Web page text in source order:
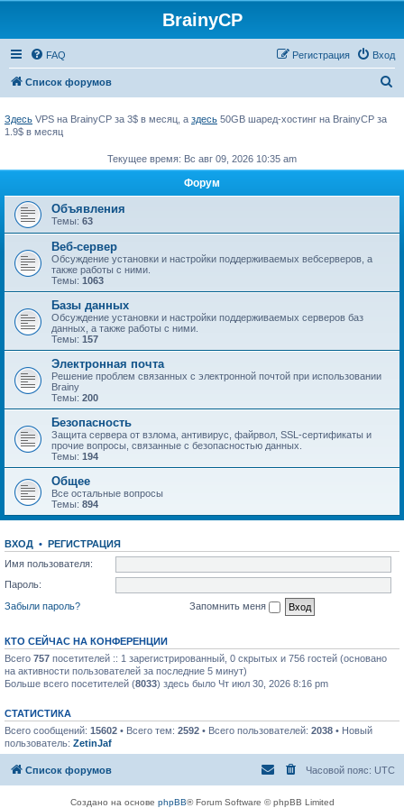
BrainyCP
FAQ Вход
Регистрация
Список форумов
к
Здесь VPS на BrainyCP за 3$ в месяц, а здесь 50GB шаред-хостинг на BrainyCP за
1.9$ в месяц
Текущее время: Вс авг 09, 2026 10:35 am
Форум
Объявления
Темы: 63
Веб-сервер
Обсуждение установки и настройки поддерживаемых вебсерверов, а
также работы с ними.
Темы: 1063
Базы данных
Обсуждение установки и настройки поддерживаемых серверов баз
данных, а также работы с ними.
Темы: 157
Электронная почта
Решение проблем связанных с электронной почтой при использовании
Brainy
Темы: 200
Безопасность
Защита сервера от взлома, антивирус, файрвол, SSL-сертификаты и
прочие вопросы, связанные с безопасностью данных.
Темы: 194
Общее
Все остальные вопросы
Темы: 894
ВХОД • РЕГИСТРАЦИЯ
Имя пользователя:
Пароль:
Забыли пароль?
Запомнить меня
КТО СЕЙЧАС НА КОНФЕРЕНЦИИ
Всего 757 посетителей :: 1 зарегистрированный, 0 скрытых и 756 гостей (основано
на активности пользователей за последние 5 минут)
Больше всего посетителей (8033) здесь было Чт июл 30, 2026 8:16 pm
СТАТИСТИКА
Всего сообщений: 15602 • Всего тем: 2592 • Всего пользователей: 2038 • Новый
пользователь: ZetinJaf
Список форумов Часовой пояс: UTC
Создано на основе phpBB® Forum Software © phpBB Limited